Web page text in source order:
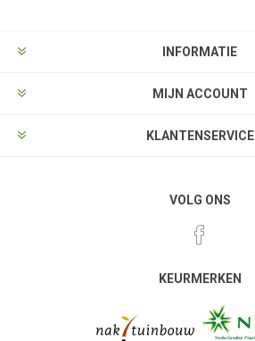
INFORMATIE
MIJN ACCOUNT
KLANTENSERVICE
VOLG ONS
KEURMERKEN